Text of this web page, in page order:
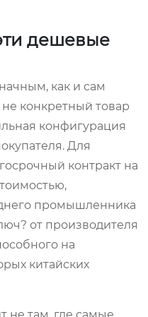
дешевые
как и сам
конкретный товар
конфигурация
Для
контракт на
промышленника
от производителя
на
китайских
не там, где самые